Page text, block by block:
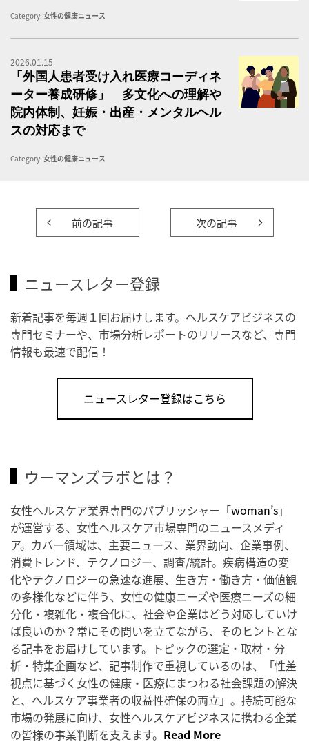
Category: 女性の健康ニュース
2026.01.15
「外国人患者受け入れ医療コーディネ
ーター養成研修」 多文化への理解や
院内体制、妊娠・出産・メンタルヘル
スの対応まで
Category: 女性の健康ニュース
前の記事 次の記事
ニュースレター登録
新着記事を毎週１回お届けします。ヘルスケアビジネスの
専門セミナーや、市場分析レポートのリリースなど、専門
情報も最速で配信！
ニュースレター登録はこちら
ウーマンズラボとは？
女性ヘルスケア業界専門のパブリッシャー「woman’s」
が運営する、女性ヘルスケア市場専門のニュースメディ
ア。カバー領域は、主要ニュース、業界動向、企業事例、
消費トレンド、テクノロジー、調査/統計。疾病構造の変
化やテクノロジーの急速な進展、生き方・働き方・価値観
の多様化などに伴う、女性の健康ニーズや医療ニーズの細
分化・複雑化・複合化に、社会や企業はどう対応していけ
ば良いのか？常にその問いを立てながら、そのヒントとな
る記事をお届けしています。トピックの選定・取材・分
析・特集企画など、記事制作で重視しているのは、「性差
視点に基づく女性の健康・医療にまつわる社会課題の解決
と、ヘルスケア事業者の収益性確保の両立」。持続可能な
市場の発展に向け、女性ヘルスケアビジネスに携わる企業
の皆様の事業判断を支えます。 Read More